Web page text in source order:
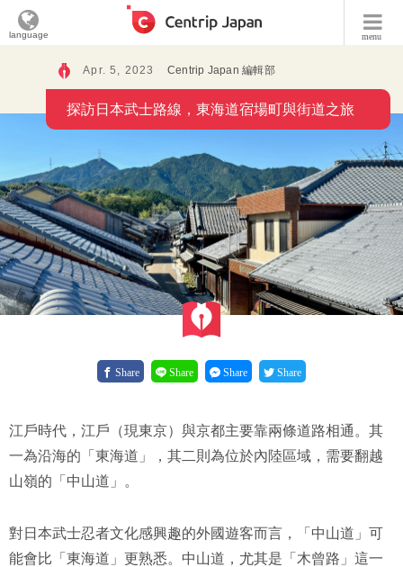
menu
language
Apr. 5, 2023 Centrip Japan 編輯部
探訪日本武士路線，東海道宿場町與街道之旅
Share Share Share Share
江戶時代，江戶（現東京）與京都主要靠兩條道路相通。其
一為沿海的「東海道」，其二則為位於內陸區域，需要翻越
山嶺的「中山道」。
對日本武士忍者文化感興趣的外國遊客而言，「中山道」可
能會比「東海道」更熟悉。中山道，尤其是「木曾路」這一